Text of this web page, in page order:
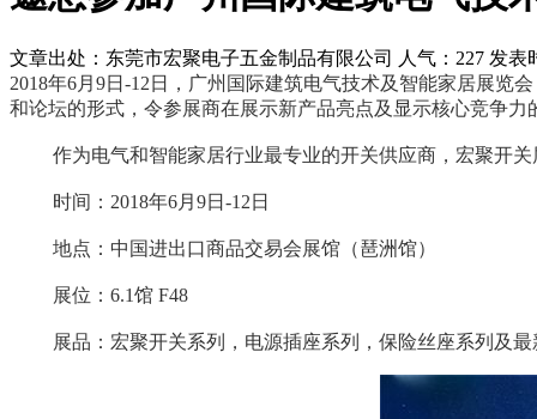
文章出处：东莞市宏聚电子五金制品有限公司 人气：227 发表
2018年6月9日-12日，广州国际建筑电气技术及智能家居展览
和论坛的形式，令参展商在展示新产品亮点及显示核心竞争
作为电气和智能家居行业最专业的开关供应商，宏聚开关
时间：2018年6月9日-12日
地点：中国进出口商品交易会展馆（琶洲馆）
展位：6.1馆 F48
展品：宏聚开关系列，电源插座系列，保险丝座系列及最